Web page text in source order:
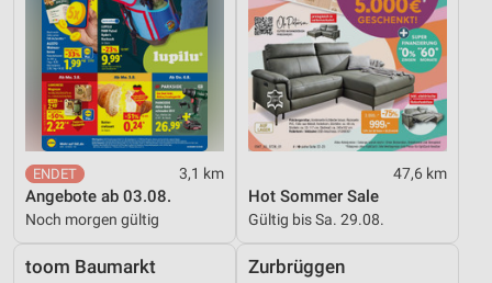
3,1 km
Angebote ab 03.08.
Noch morgen gültig
47,6 km
Hot Sommer Sale
Gültig bis Sa. 29.08.
toom Baumarkt Zurbrüggen